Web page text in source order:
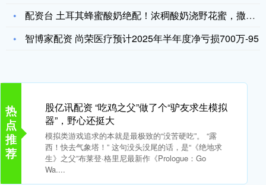
配资台 土耳其蜂蜜酸奶绝配！浓稠酸奶浇野花蜜，撒核桃碎超治愈
智博家配资 尚荣医疗预计2025年半年度净亏损700万-95
热
点
推
荐
股亿讯配资 “吃鸡之父”做了个“驴友求生模拟
器”，野心还挺大
模拟类游戏追求的本就是最极致的“没苦硬吃”。 “露
西！快去气象塔！” 这句没头没尾的话，是“《绝地求
生》之父”布莱登·格里尼最新作《Prologue：Go
Wa....